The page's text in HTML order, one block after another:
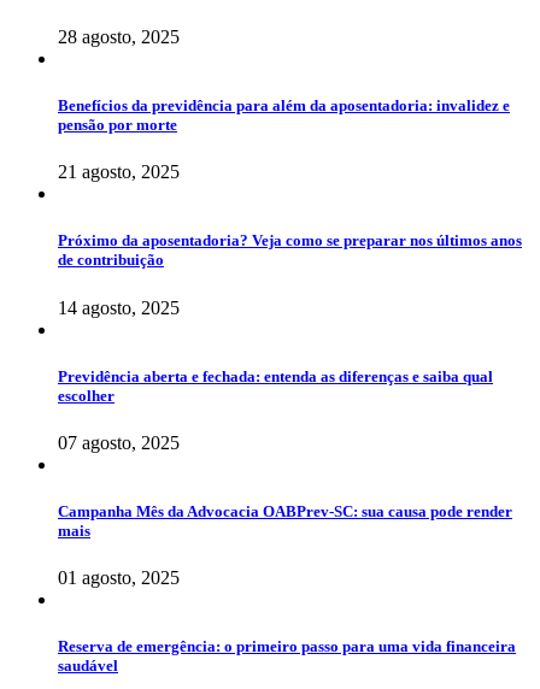
28 agosto, 2025
Benefícios da previdência para além da aposentadoria: invalidez e
pensão por morte
21 agosto, 2025
Próximo da aposentadoria? Veja como se preparar nos últimos anos
de contribuição
14 agosto, 2025
Previdência aberta e fechada: entenda as diferenças e saiba qual
escolher
07 agosto, 2025
Campanha Mês da Advocacia OABPrev-SC: sua causa pode render
mais
01 agosto, 2025
Reserva de emergência: o primeiro passo para uma vida financeira
saudável